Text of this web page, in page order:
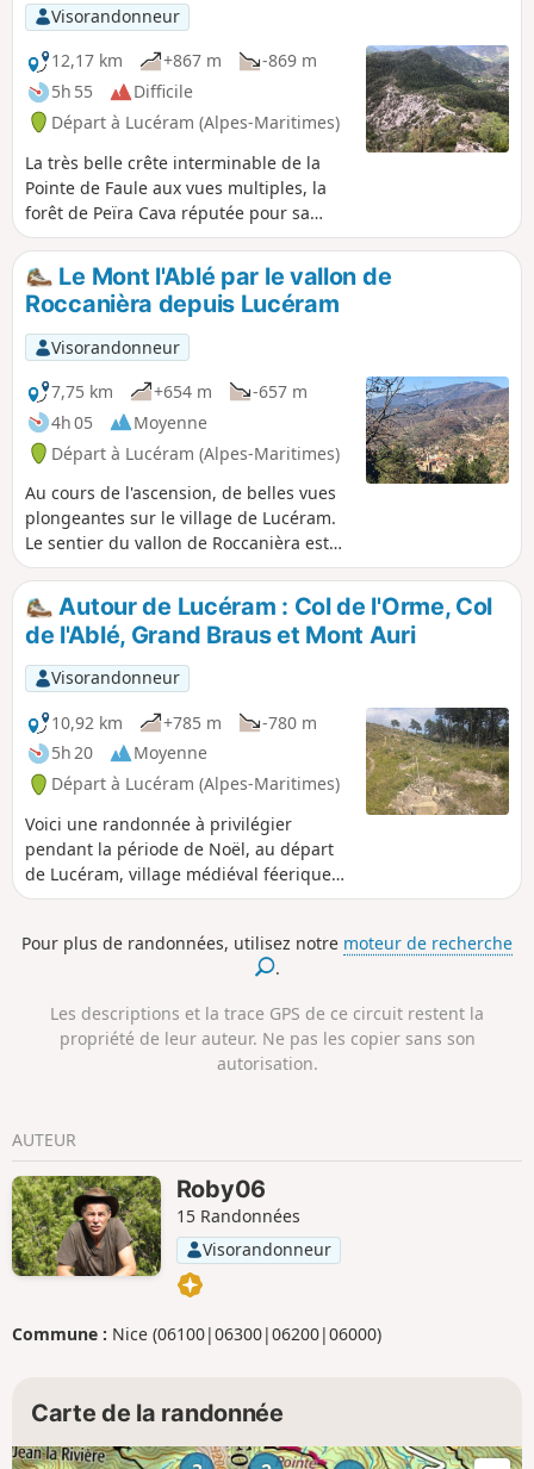
Visorandonneur
12,17 km
+867 m
-869 m
5h 55
Difficile
Départ à Lucéram (Alpes-Maritimes)
La très belle crête interminable de la
Pointe de Faule aux vues multiples, la
forêt de Peïra Cava réputée pour sa
haute futaie composée d’essences
diverses, la traversée du village
abandonné de Béasse datant du XVIIe
siècle inhabité depuis 1930, sont au
menu de cette randonnée
physique.Quelques petits passages
techniques et aériens, l'utilisation de
l'application Visorando peut s'avérer
utile
Le Mont l'Ablé par le vallon de
Roccanièra depuis Lucéram
Visorandonneur
7,75 km
+654 m
-657 m
4h 05
Moyenne
Départ à Lucéram (Alpes-Maritimes)
Au cours de l'ascension, de belles vues
plongeantes sur le village de Lucéram.
Le sentier du vallon de Roccanièra est
peu fréquenté. Une succession de
végétations différentes vous
accompagnera tout du long de ce vallon
humide aux bords pentus.
Autour de Lucéram : Col de l'Orme, Col
de l'Ablé, Grand Braus et Mont Auri
Visorandonneur
10,92 km
+785 m
-780 m
5h 20
Moyenne
Départ à Lucéram (Alpes-Maritimes)
Voici une randonnée à privilégier
pendant la période de Noël, au départ
de Lucéram, village médiéval féerique
célèbre pour ses 500 crèches. Le circuit
puis, passe par le Col de l'Orme avant
d’atteindre le sommet du Mont l’Ablé,
littoral et, avec un peu de chance,
jusqu’à la Corse, les PréAlpes grassoises
et une partie du massif du Mercantour.
exceptionnelle. Le retour se fera par la
forêt de l'Ibac et l’arrière du village.
Pour plus de randonnées, utilisez notre moteur de recherche
.
Les descriptions et la trace GPS de ce circuit restent la
propriété de leur auteur. Ne pas les copier sans son
autorisation.
AUTEUR
Roby06
15 Randonnées
Visorandonneur
Commune : Nice (06100|06300|06200|06000)
Carte de la randonnée